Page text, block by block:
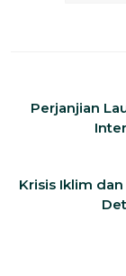
Perjanjian
Krisis Iklim